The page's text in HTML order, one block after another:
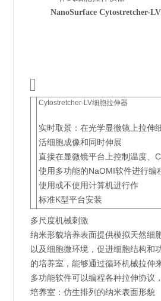
NanoSurface Cytostretcher-LV
Cytostretcher-LV细胞拉伸器
实时取景：在光学显微镜上拉伸
活细胞成像和同时伸展
直接在显微镜平台上控制温度、
使用多功能的NaOMI软件进行编
使用或不使用计算机进行作
标准K型平台安装
多尺度机械刺激
纳米形貌培养表面提供模拟天然细
以及细胞微环境，促进细胞结构和
的培养室，能够通过循环机械拉伸
多功能软件可以编程各种拉伸协议
培养室：仿生排列的纳米表面形貌